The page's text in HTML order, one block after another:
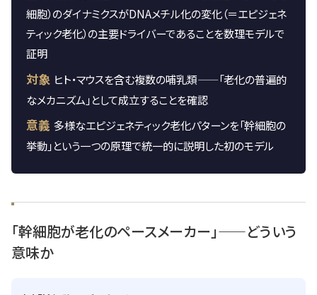
細胞）のダイナミクスがDNAメチル化の変化（＝エピジェネ
ティック老化）の主要ドライバーであることを数理モデルで
証明
対象 ヒト・マウスを含む複数の哺乳類——「老化の普遍的
なメカニズム」として成立することを確認
意義 多様なエピジェネティック老化パターンを「幹細胞の
挙動」という一つの原理で統一的に説明した初のモデル
「幹細胞が老化のペースメーカー」——どういう
意味か